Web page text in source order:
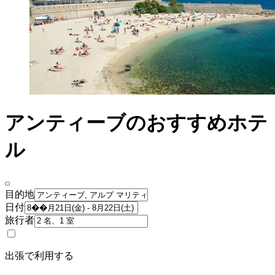
アンティーブのおすすめホテ
ル
目的地
日付
旅行者
出張で利用する